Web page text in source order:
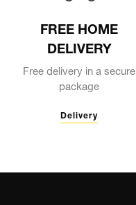
FREE HOME
DELIVERY
Free delivery in a secure
package
Delivery